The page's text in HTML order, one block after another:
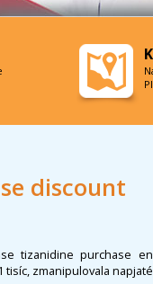
discount
tizanidine purchase
zmanipulovala